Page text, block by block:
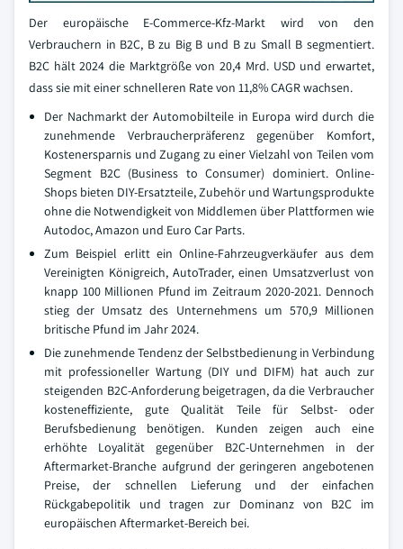
Der europäische E-Commerce-Kfz-Markt wird von den
Verbrauchern in B2C, B zu Big B und B zu Small B segmentiert.
B2C hält 2024 die Marktgröße von 20,4 Mrd. USD und erwartet,
dass sie mit einer schnelleren Rate von 11,8% CAGR wachsen.
Der Nachmarkt der Automobilteile in Europa wird durch die
zunehmende Verbraucherpräferenz gegenüber Komfort,
Kostenersparnis und Zugang zu einer Vielzahl von Teilen vom
Segment B2C (Business to Consumer) dominiert. Online-
Shops bieten DIY-Ersatzteile, Zubehör und Wartungsprodukte
ohne die Notwendigkeit von Middlemen über Plattformen wie
Autodoc, Amazon und Euro Car Parts.
Zum Beispiel erlitt ein Online-Fahrzeugverkäufer aus dem
Vereinigten Königreich, AutoTrader, einen Umsatzverlust von
knapp 100 Millionen Pfund im Zeitraum 2020-2021. Dennoch
stieg der Umsatz des Unternehmens um 570,9 Millionen
britische Pfund im Jahr 2024.
Die zunehmende Tendenz der Selbstbedienung in Verbindung
mit professioneller Wartung (DIY und DIFM) hat auch zur
steigenden B2C-Anforderung beigetragen, da die Verbraucher
kosteneffiziente, gute Qualität Teile für Selbst- oder
Berufsbedienung benötigen. Kunden zeigen auch eine
erhöhte Loyalität gegenüber B2C-Unternehmen in der
Aftermarket-Branche aufgrund der geringeren angebotenen
Preise, der schnellen Lieferung und der einfachen
Rückgabepolitik und tragen zur Dominanz von B2C im
europäischen Aftermarket-Bereich bei.